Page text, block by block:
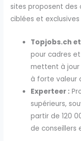
sites proposent des
ciblées et exclusives
Topjobs.ch
pour cadres
mettent à
à forte valeur
Experteer :
supérieurs,
partir de 120
de conseillers